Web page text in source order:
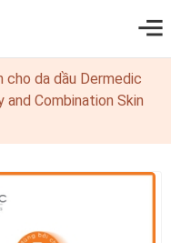
cho da dầu Dermedic
Combination Skin